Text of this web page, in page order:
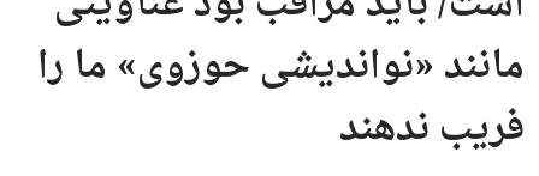
مانند «نواندیشی حوزوی» ما را
فریب ندهند